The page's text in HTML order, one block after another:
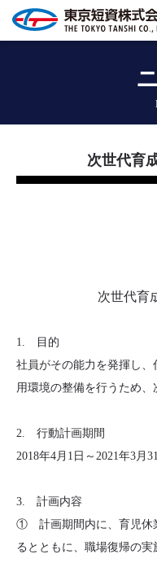
次世代育
次世代育
1. 目的
社員がその能力を発揮し
用環境の整備を行うため、
2. 行動計画期間
2018年4月1日～2021年3月
3. 計画内容
① 計画期間内に、育児休
るとともに、職場復帰の